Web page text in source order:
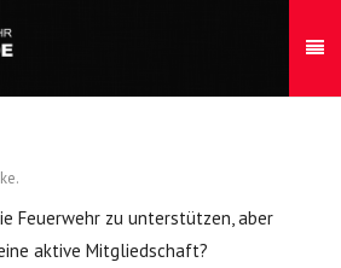
Feuerwehr zu unterstützen, aber
aktive Mitgliedschaft?